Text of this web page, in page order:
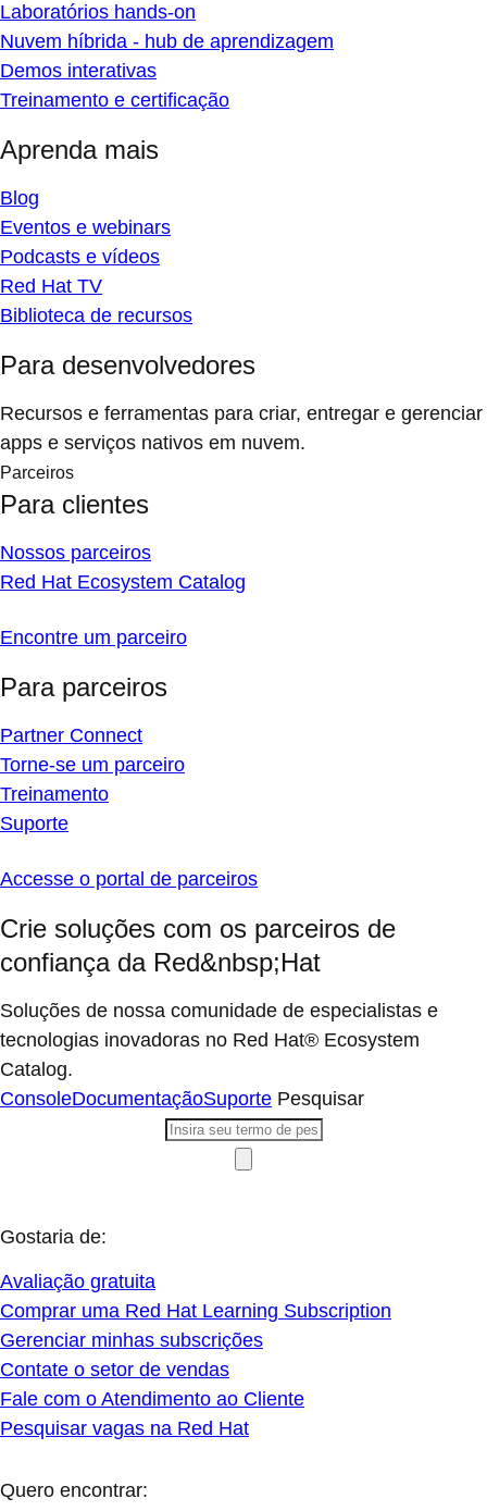
Laboratórios hands-on
Nuvem híbrida - hub de aprendizagem
Demos interativas
Treinamento e certificação
Aprenda mais
Blog
Eventos e webinars
Podcasts e vídeos
Red Hat TV
Biblioteca de recursos
Para desenvolvedores
Recursos e ferramentas para criar, entregar e gerenciar
apps e serviços nativos em nuvem.
Parceiros
Para clientes
Nossos parceiros
Red Hat Ecosystem Catalog
Encontre um parceiro
Para parceiros
Partner Connect
Torne-se um parceiro
Treinamento
Suporte
Accesse o portal de parceiros
Crie soluções com os parceiros de
confiança da Red&nbsp;Hat
Soluções de nossa comunidade de especialistas e
tecnologias inovadoras no Red Hat® Ecosystem
Catalog.
ConsoleDocumentaçãoSuporte Pesquisar
Gostaria de:
Avaliação gratuita
Comprar uma Red Hat Learning Subscription
Gerenciar minhas subscrições
Contate o setor de vendas
Fale com o Atendimento ao Cliente
Pesquisar vagas na Red Hat
Quero encontrar: